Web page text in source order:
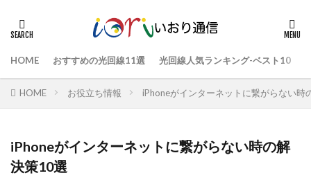
HOME おすすめの光回線11選 光回線人気ランキング-ベスト10
HOME お役立ち情報 iPhoneがインターネットに繋がらない時
iPhoneがインターネットに繋がらない時の解
決策10選